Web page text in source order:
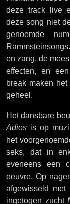
deze track live
deze song niet
genoemde
en zang, de
effecten, en
break maken
geheel.
Het dansbare
Adios is op
het
seks, dat in
eveneens een
oeuvre. Op
afgewisseld
ingetogen zucht